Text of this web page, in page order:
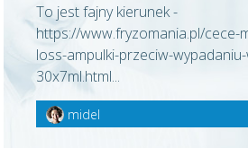
To jest fajny kierunek -
https://www.fryzomania.pl/cece-
loss-ampulki-przeciw-
30x7ml.html...
midel